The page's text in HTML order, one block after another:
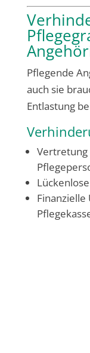
Pflegende
auch sie
Entlastung
Vertretung